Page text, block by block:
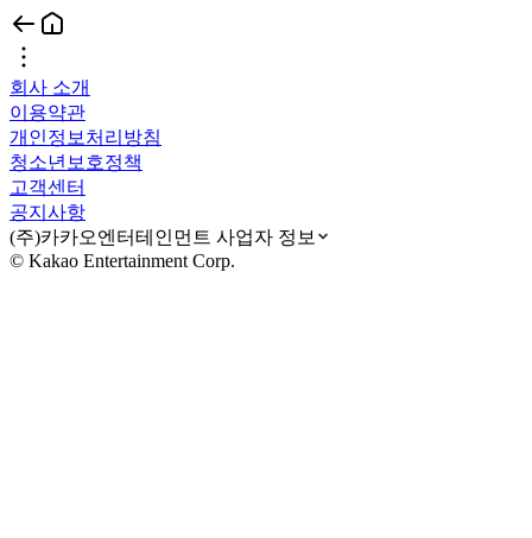
회사 소개
이용약관
개인정보처리방침
청소년보호정책
고객센터
공지사항
(주)카카오엔터테인먼트 사업자 정보
© Kakao Entertainment Corp.